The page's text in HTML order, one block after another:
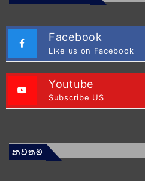
Facebook
Like us on Facebook
Youtube
Subscribe US
නවතම